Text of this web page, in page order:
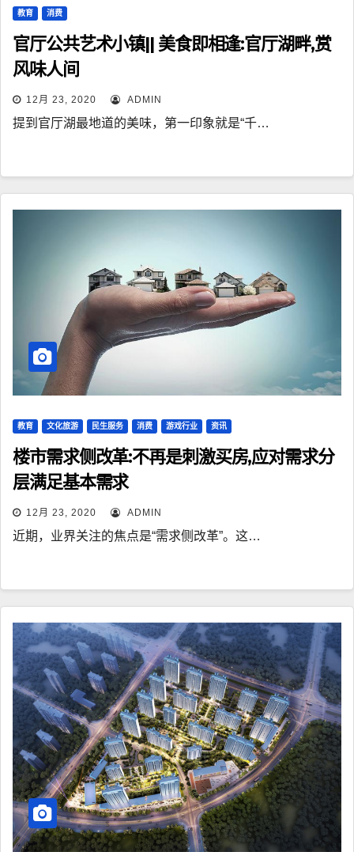
教育 消费
官厅公共艺术小镇|| 美食即相逢:官厅湖畔,赏
风味人间
12月 23, 2020 ADMIN
提到官厅湖最地道的美味，第一印象就是“千…
教育 文化旅游 民生服务 消费 游戏行业 资讯
楼市需求侧改革:不再是刺激买房,应对需求分
层满足基本需求
12月 23, 2020 ADMIN
近期，业界关注的焦点是“需求侧改革”。这…